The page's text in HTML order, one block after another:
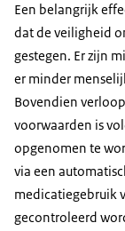
Een belangrijk
dat de veiligheid
gestegen. Er zijn
er minder
Bovendien
voorwaarden is
opgenomen te
via een
medicatiegebruik
gecontroleerd